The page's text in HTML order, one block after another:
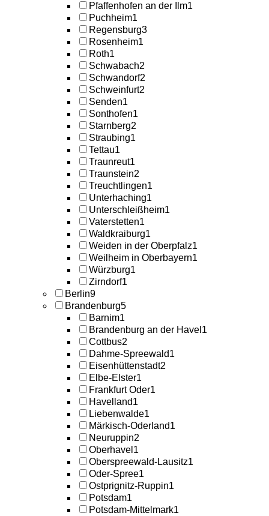
Pfaffenhofen an der Ilm1
Puchheim1
Regensburg3
Rosenheim1
Roth1
Schwabach2
Schwandorf2
Schweinfurt2
Senden1
Sonthofen1
Starnberg2
Straubing1
Tettau1
Traunreut1
Traunstein2
Treuchtlingen1
Unterhaching1
Unterschleißheim1
Vaterstetten1
Waldkraiburg1
Weiden in der Oberpfalz1
Weilheim in Oberbayern1
Würzburg1
Zirndorf1
Berlin9
Brandenburg5
Barnim1
Brandenburg an der Havel 1
Cottbus2
Dahme-Spreewald1
Eisenhüttenstadt2
Elbe-Elster1
Frankfurt Oder1
Havelland1
Liebenwalde1
Märkisch-Oderland1
Neuruppin2
Oberhavel 1
Oberspreewald-Lausitz1
Oder-Spree1
Ostprignitz-Ruppin1
Potsdam1
Potsdam-Mittelmark1